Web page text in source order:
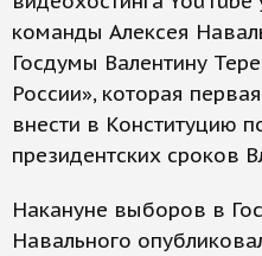
команды Алексея
Госдумы Валентину
России», которая
внести в Конституцию
президентских сроков
Накануне выборов в
Навального